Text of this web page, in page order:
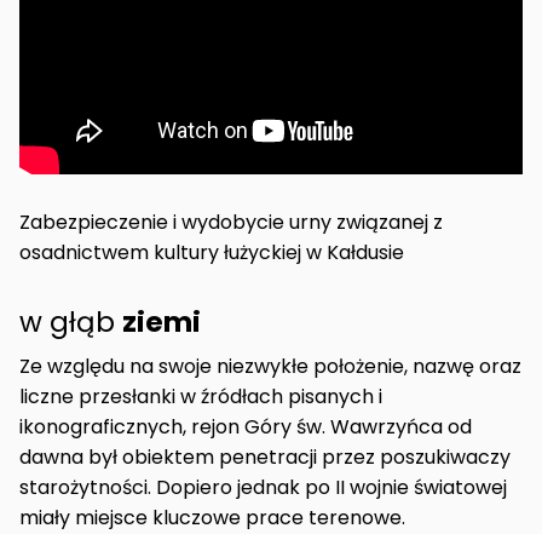
Zabezpieczenie i wydobycie urny związanej z
osadnictwem kultury łużyckiej w Kałdusie
w głąb ziemi
Ze względu na swoje niezwykłe położenie, nazwę oraz
liczne przesłanki w źródłach pisanych i
ikonograficznych, rejon Góry św. Wawrzyńca od
dawna był obiektem penetracji przez poszukiwaczy
starożytności. Dopiero jednak po II wojnie światowej
miały miejsce kluczowe prace terenowe.